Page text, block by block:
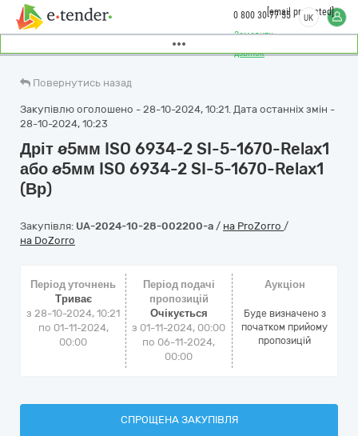
Замовити
дзвінок
0 800 30 77 55[email protected]
UK
Повернутись назад
Закупівлю оголошено - 28-10-2024, 10:21. Дата останніх змін -
28-10-2024, 10:23
Дріт ø5мм ISO 6934-2 SI-5-1670-Relax1
або ø5мм ISO 6934-2 SI-5-1670-Relax1
(Вр)
Закупівля: UA-2024-10-28-002200-a / на ProZorro /
на DoZorro
Період уточнень
Триває
з 28-10-2024, 10:21
по 01-11-2024,
00:00
Період подачі
пропозицій
Очікується
з 01-11-2024, 00:00
по 06-11-2024,
00:00
Аукціон
Буде визначено з
початком прийому
пропозицій
СПРОЩЕНА ЗАКУПІВЛЯ